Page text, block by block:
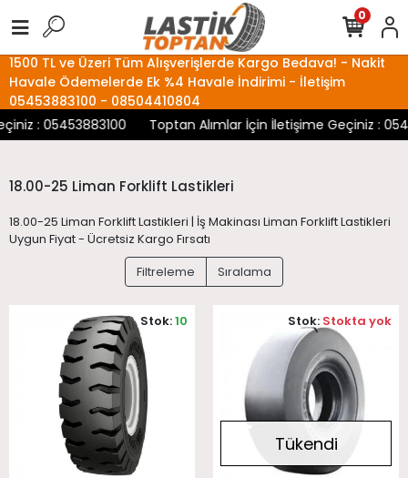
1500 TL ve Üzeri Tüm Alışverişlerde Kargo Bedava! - Nakit
Havale Ödemelerde Ek %4 Havale İndirimi - İletişim
05453883100 - 08504410804
: 05453883100
Toptan Alımlar İçin İletişime Geçiniz :
0
18.00-25 Liman Forklift Lastikleri
18.00-25 Liman Forklift Lastikleri | İş Makinası Liman Forklift Lastikleri
Uygun Fiyat - Ücretsiz Kargo Fırsatı
Filtreleme
Sıralama
Stok:10
Tükendi
Stok: Stokta yok